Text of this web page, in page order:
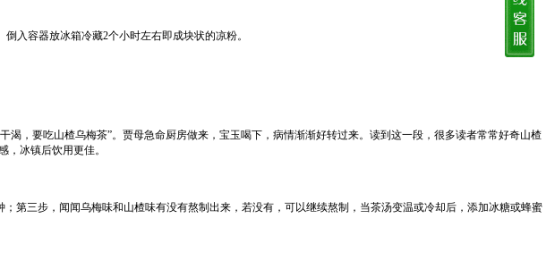
入容器放冰箱冷藏2个小时左右即成块状的凉粉。
，要吃山楂乌梅茶”。贾母急命厨房做来，宝玉喝下，病情渐渐好转过来。读到这一段，很多读者常常好奇山楂
冰镇后饮用更佳。
三步，闻闻乌梅味和山楂味有没有熬制出来，若没有，可以继续熬制，当茶汤变温或冷却后，添加冰糖或蜂蜜